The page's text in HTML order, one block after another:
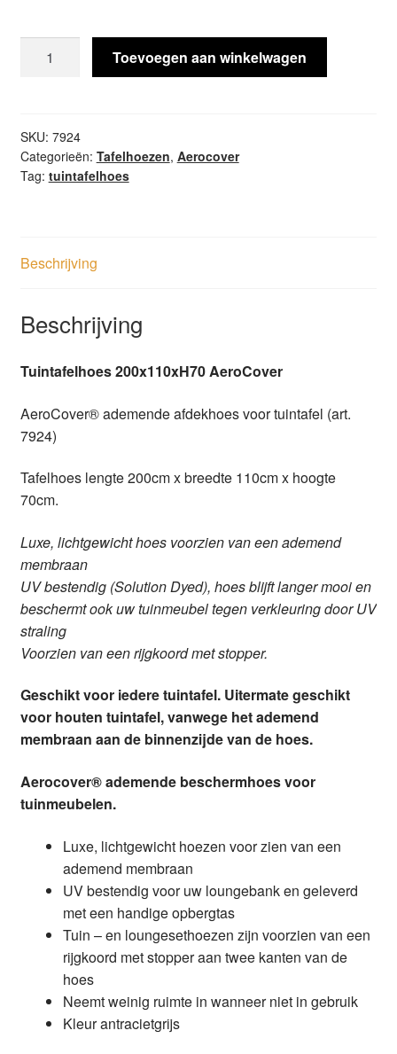
200x110xH70
Toevoegen aan winkelwagen
SKU: 7924
Categorieën: Tafelhoezen, Aerocover
Tag: tuintafelhoes
Beschrijving
Beschrijving
Tuintafelhoes 200x110xH70 AeroCover
AeroCover® ademende afdekhoes voor tuintafel (art.
7924)
Tafelhoes lengte 200cm x breedte 110cm x hoogte
70cm.
Luxe, lichtgewicht hoes voorzien van een ademend
membraan
UV bestendig (Solution Dyed), hoes blijft langer mooi en
beschermt ook uw tuinmeubel tegen verkleuring door UV
straling
Voorzien van een rijgkoord met stopper.
Geschikt voor iedere tuintafel. Uitermate geschikt
voor houten tuintafel, vanwege het ademend
membraan aan de binnenzijde van de hoes.
Aerocover® ademende beschermhoes voor
tuinmeubelen.
Luxe, lichtgewicht hoezen voor zien van een
ademend membraan
UV bestendig voor uw loungebank en geleverd
met een handige opbergtas
Tuin – en loungesethoezen zijn voorzien van een
rijgkoord met stopper aan twee kanten van de
hoes
Neemt weinig ruimte in wanneer niet in gebruik
Kleur antracietgrijs